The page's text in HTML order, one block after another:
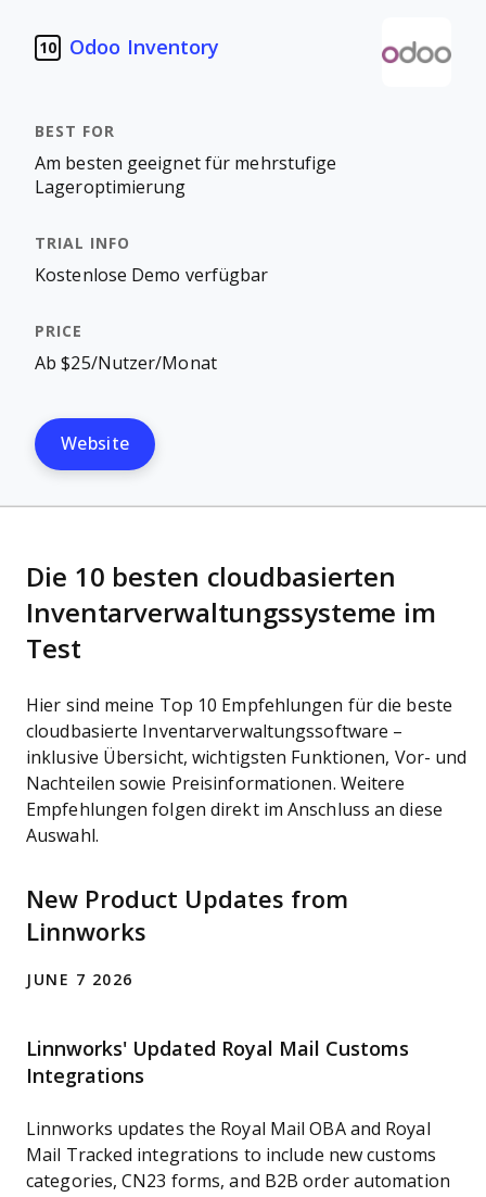
10 Odoo Inventory
Am besten geeignet für mehrstufige
Lageroptimierung
Kostenlose Demo verfügbar
Ab $25/Nutzer/Monat
Website
Die 10 besten cloudbasierten
Inventarverwaltungssysteme im
Test
Hier sind meine Top 10 Empfehlungen für die beste
cloudbasierte Inventarverwaltungssoftware –
inklusive Übersicht, wichtigsten Funktionen, Vor- und
Nachteilen sowie Preisinformationen. Weitere
Empfehlungen folgen direkt im Anschluss an diese
Auswahl.
New Product Updates from
Linnworks
JUNE 7 2026
Linnworks' Updated Royal Mail Customs
Integrations
Linnworks updates the Royal Mail OBA and Royal
Mail Tracked integrations to include new customs
categories, CN23 forms, and B2B order automation